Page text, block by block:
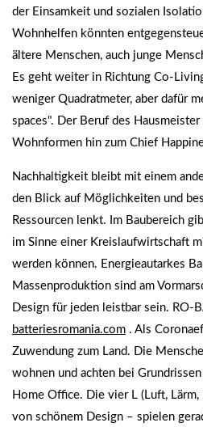
der Einsamkeit und sozialen
Wohnhelfen könnten
ältere Menschen, auch junge
Es geht weiter in Richtung Co-
weniger Quadratmeter, aber dafür
spaces". Der Beruf des
Wohnformen hin zum Chief
Nachhaltigkeit bleibt mit einem
den Blick auf Möglichkeiten und
Ressourcen lenkt. Im Baubereich
im Sinne einer Kreislaufwirtschaft
werden können. Energieautarkes
Massenproduktion sind am
Design für jeden leistbar sein. RO-
batteriesromania.com . Als
Zuwendung zum Land. Die
wohnen und achten bei
Home Office. Die vier L (Luft,
von schönem Design – spielen